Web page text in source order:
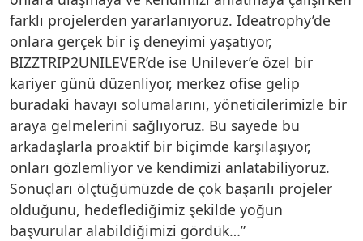
farklı projelerden yararlanıyoruz. Ideatrophy’de
onlara gerçek bir iş deneyimi yaşatıyor,
BIZZTRIP2UNILEVER’de ise Unilever’e özel bir
kariyer günü düzenliyor, merkez ofise gelip
buradaki havayı solumalarını, yöneticilerimizle bir
araya gelmelerini sağlıyoruz. Bu sayede bu
arkadaşlarla proaktif bir biçimde karşılaşıyor,
onları gözlemliyor ve kendimizi anlatabiliyoruz.
Sonuçları ölçtüğümüzde de çok başarılı projeler
olduğunu, hedeflediğimiz şekilde yoğun
başvurular alabildiğimizi gördük…”